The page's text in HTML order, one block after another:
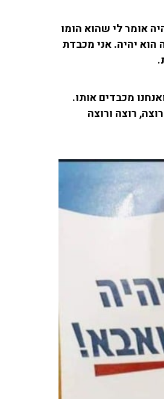
אומר לי שהוא הומו
הוא יהיה. אני מכבדת
מכבדים אותו.
רוצה ורוצה